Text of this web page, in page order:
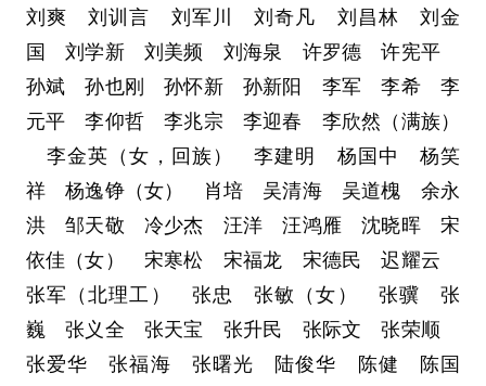
刘爽 刘训言 刘军川 刘奇凡 刘昌林 刘金
国 刘学新 刘美频 刘海泉 许罗德 许宪平
孙斌 孙也刚 孙怀新 孙新阳 李军 李希 李
元平 李仰哲 李兆宗 李迎春 李欣然（满族）
李金英（女，回族） 李建明 杨国中 杨笑
祥 杨逸铮（女） 肖培 吴清海 吴道槐 余永
洪 邹天敬 冷少杰 汪洋 汪鸿雁 沈晓晖 宋
依佳（女） 宋寒松 宋福龙 宋德民 迟耀云
张军（北理工） 张忠 张敏（女） 张骥 张
巍 张义全 张天宝 张升民 张际文 张荣顺
张爱华 张福海 张曙光 陆俊华 陈健 陈国